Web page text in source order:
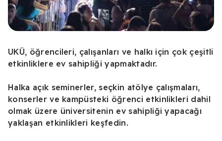
UKÜ, öğrencileri, çalışanları ve halkı için çok çeşitli
etkinliklere ev sahipliği yapmaktadır.
Halka açık seminerler, seçkin atölye çalışmaları,
konserler ve kampüsteki öğrenci etkinlikleri dahil
olmak üzere üniversitenin ev sahipliği yapacağı
yaklaşan etkinlikleri keşfedin.